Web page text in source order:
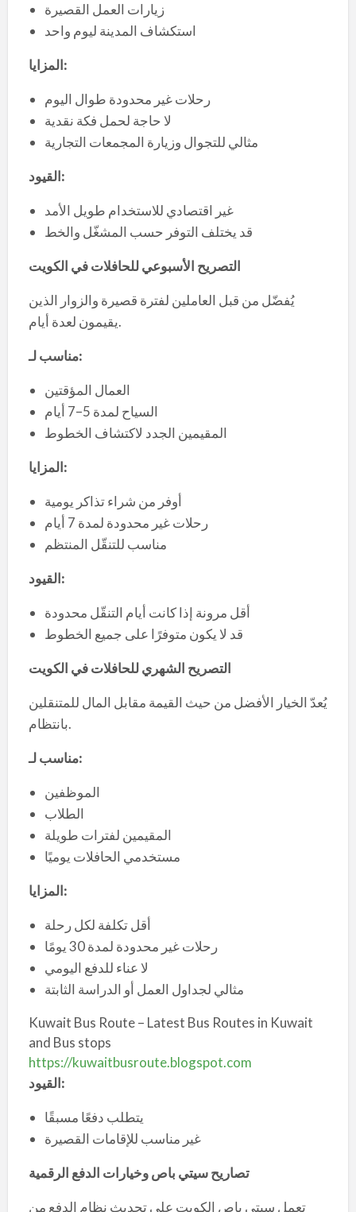
زيارات العمل القصيرة
استكشاف المدينة ليوم واحد
المزايا:
رحلات غير محدودة طوال اليوم
لا حاجة لحمل فكة نقدية
مثالي للتجوال وزيارة المجمعات التجارية
القيود:
غير اقتصادي للاستخدام طويل الأمد
قد يختلف التوفر حسب المشغّل والخط
التصريح الأسبوعي للحافلات في الكويت
يُفضّل من قبل العاملين لفترة قصيرة والزوار الذين
يقيمون لعدة أيام.
مناسب لـ:
العمال المؤقتين
السياح لمدة 5–7 أيام
المقيمين الجدد لاكتشاف الخطوط
المزايا:
أوفر من شراء تذاكر يومية
رحلات غير محدودة لمدة 7 أيام
مناسب للتنقّل المنتظم
القيود:
أقل مرونة إذا كانت أيام التنقّل محدودة
قد لا يكون متوفرًا على جميع الخطوط
التصريح الشهري للحافلات في الكويت
يُعدّ الخيار الأفضل من حيث القيمة مقابل المال للمتنقلين
بانتظام.
مناسب لـ:
الموظفين
الطلاب
المقيمين لفترات طويلة
مستخدمي الحافلات يوميًا
المزايا:
أقل تكلفة لكل رحلة
رحلات غير محدودة لمدة 30 يومًا
لا عناء للدفع اليومي
مثالي لجداول العمل أو الدراسة الثابتة
Kuwait Bus Route – Latest Bus Routes in Kuwait
and Bus stops
https://kuwaitbusroute.blogspot.com
القيود:
يتطلب دفعًا مسبقًا
غير مناسب للإقامات القصيرة
تصاريح سيتي باص وخيارات الدفع الرقمية
تعمل سيتي باص الكويت على تحديث نظام الدفع من